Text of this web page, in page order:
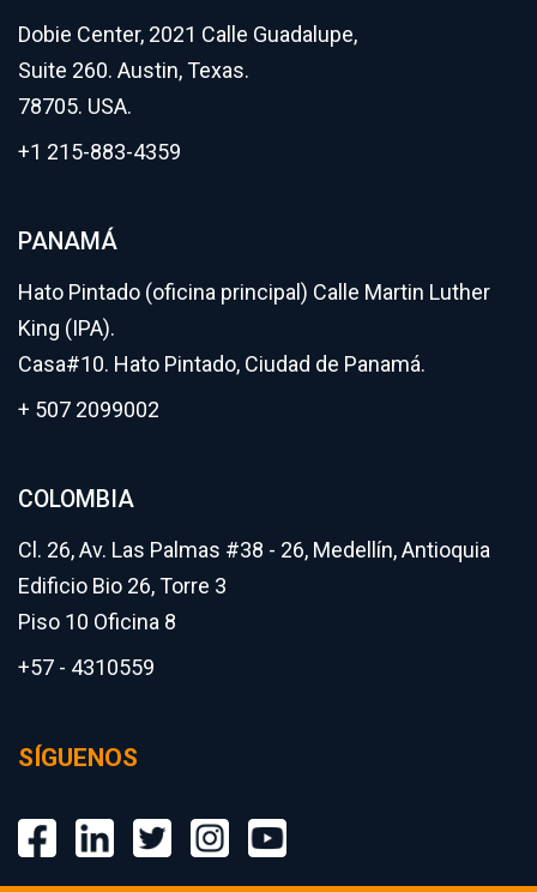
Dobie Center, 2021 Calle Guadalupe,
Suite 260. Austin, Texas.
78705. USA.
+1 215-883-4359
PANAMÁ
Hato Pintado (oficina principal) Calle Martin Luther
King (IPA).
Casa#10. Hato Pintado, Ciudad de Panamá.
+ 507 2099002
COLOMBIA
Cl. 26, Av. Las Palmas #38 - 26, Medellín, Antioquia
Edificio Bio 26, Torre 3
Piso 10 Oficina 8
+57 - 4310559
SÍGUENOS